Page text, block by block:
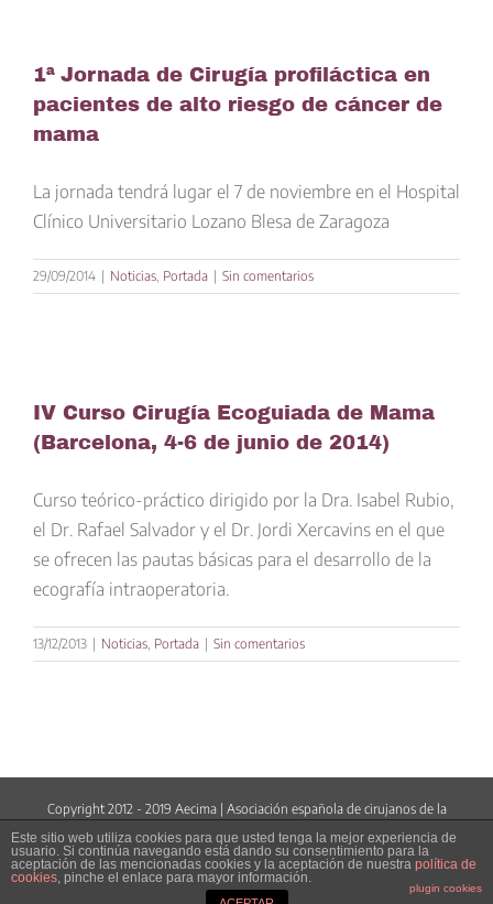
1ª Jornada de Cirugía profiláctica en
pacientes de alto riesgo de cáncer de
mama
La jornada tendrá lugar el 7 de noviembre en el Hospital
Clínico Universitario Lozano Blesa de Zaragoza
29/09/2014 | Noticias, Portada | Sin comentarios
IV Curso Cirugía Ecoguiada de Mama
(Barcelona, 4-6 de junio de 2014)
Curso teórico-práctico dirigido por la Dra. Isabel Rubio,
el Dr. Rafael Salvador y el Dr. Jordi Xercavins en el que
se ofrecen las pautas básicas para el desarrollo de la
ecografía intraoperatoria.
13/12/2013 | Noticias, Portada | Sin comentarios
Copyright 2012 - 2019 Aecima | Asociación española de cirujanos de la
mama |www.aecima.com
Facebook
LinkedIn
TwitterYouTube
Correo
Este sitio web utiliza cookies para que usted tenga la mejor experiencia de
usuario. Si continúa navegando está dando su consentimiento para la
aceptación de las mencionadas cookies y la aceptación de nuestra política de
cookies, pinche el enlace para mayor información.
plugin cookies